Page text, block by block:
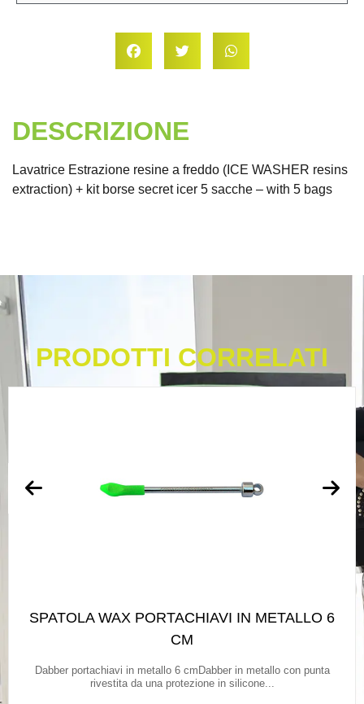
DESCRIZIONE
Lavatrice Estrazione resine a freddo (ICE WASHER resins
extraction) + kit borse secret icer 5 sacche – with 5 bags
PRODOTTI CORRELATI
SPATOLA WAX PORTACHIAVI IN METALLO 6
CM
Dabber portachiavi in metallo 6 cmDabber in metallo con punta
rivestita da una protezione in silicone...